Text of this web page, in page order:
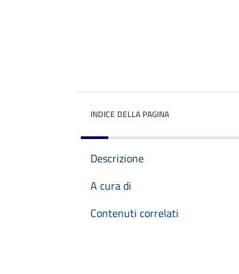
INDICE DELLA PAGINA
Descrizione
A cura di
Contenuti correlati